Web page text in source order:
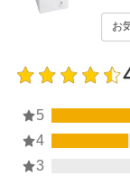
お
5
4
3